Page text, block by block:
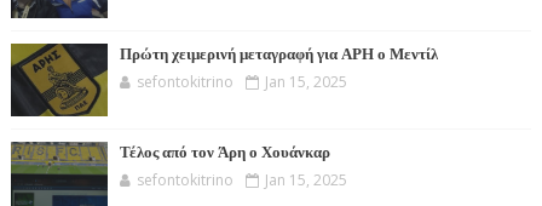
Πρώτη χειμερινή μεταγραφή για ΑΡΗ ο Μεντίλ
sefontokitrino Jan 15, 2025
Τέλος από τον Άρη ο Χουάνκαρ
sefontokitrino Jan 15, 2025